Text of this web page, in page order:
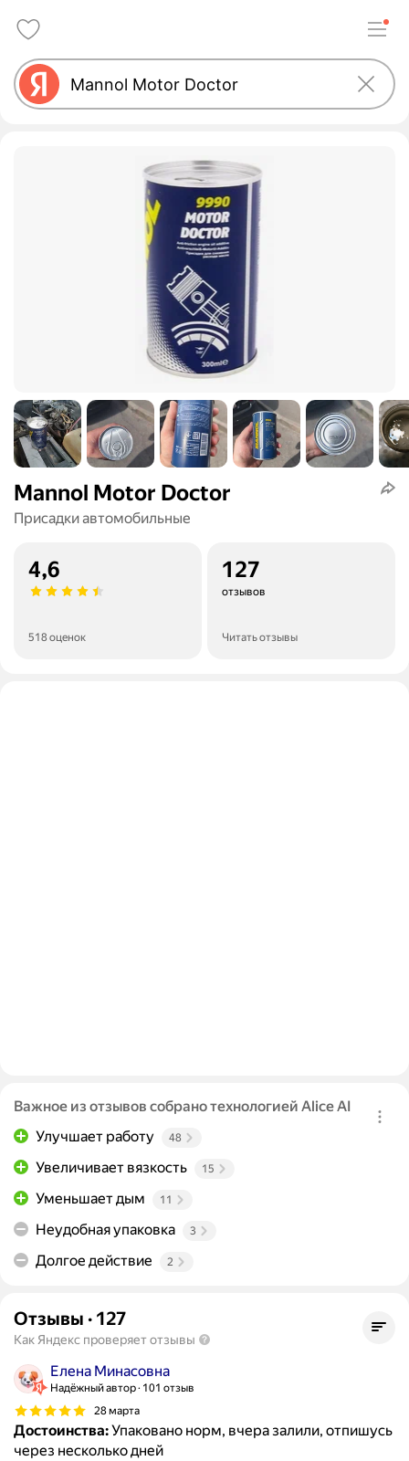
Mannol Motor Doctor
Присадки автомобильные
4,6
518 оценок
127
отзывов
Читать отзывы
Важное из отзывов собрано технологией Alice AI
Улучшает работу
48
Увеличивает вязкость 15
Уменьшает дым 11
Неудобная упаковка 3
Долгое действие 2
Отзывы · 127
Как Яндекс проверяет отзывы
Елена Минасовна
Надёжный автор 101 отзыв
28 марта
Достоинства:Упаковано норм, вчера залили, отпишусь
через несколько дней